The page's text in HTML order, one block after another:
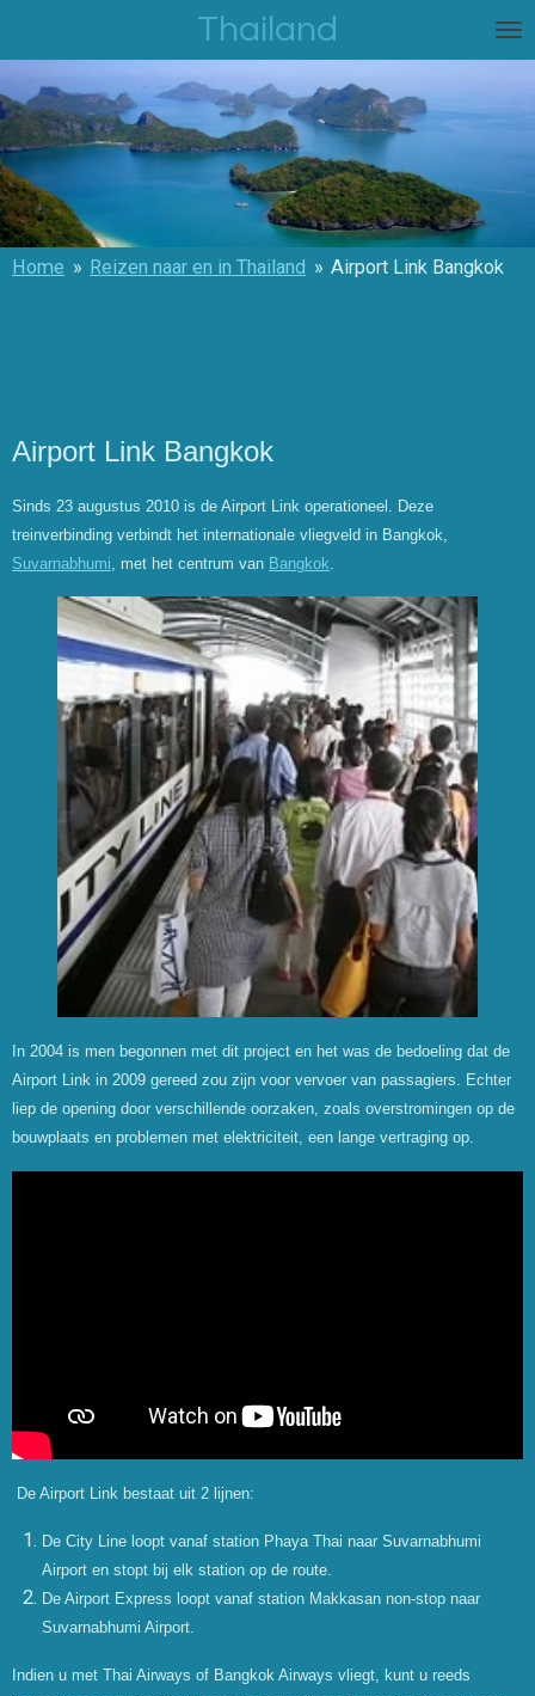
naar
de
hoofdinhoud
Thailand
Home » Reizen naar en in Thailand » Airport Link Bangkok
Airport Link Bangkok
Sinds 23 augustus 2010 is de Airport Link operationeel. Deze
treinverbinding verbindt het internationale vliegveld in Bangkok,
Suvarnabhumi , met het centrum van Bangkok
In 2004 is men begonnen met dit project en het was de bedoeling dat de
Airport Link in 2009 gereed zou zijn voor vervoer van passagiers. Echter
liep de opening door verschillende oorzaken, zoals overstromingen op de
bouwplaats en problemen met elektriciteit, een lange vertraging op.
De Airport Link bestaat uit 2 lijnen:
De City Line loopt vanaf station Phaya Thai naar Suvarnabhumi
Airport en stopt bij elk station op de route.
De Airport Express loopt vanaf station Makkasan non-stop naar
Suvarnabhumi Airport.
Indien u met Thai Airways of Bangkok Airways vliegt, kunt u reeds